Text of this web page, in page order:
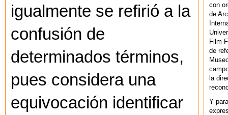
igualmente se refirió a la
confusión de
determinados términos,
pues considera una
equivocación identificar
con
de
Film
de
la
Y